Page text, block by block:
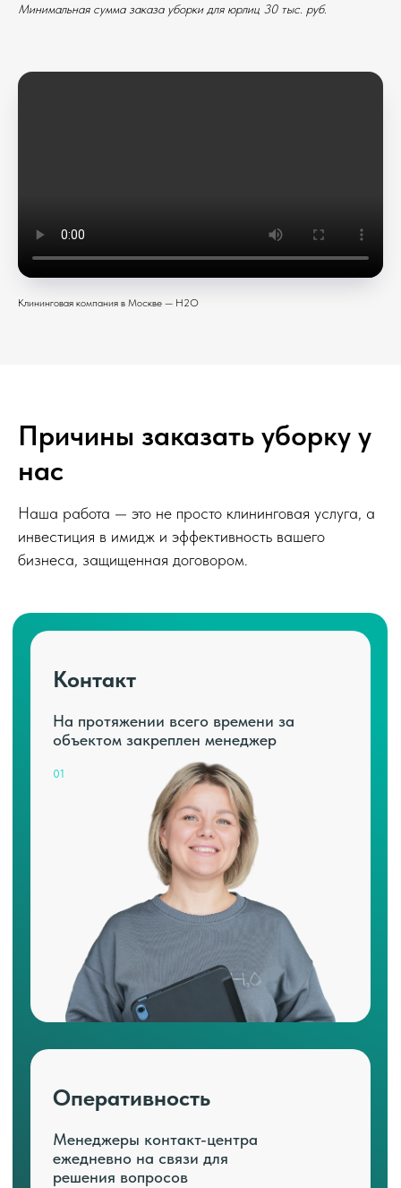
Минимальная сумма заказа уборки для юрлиц 30 тыс. руб.
Клининговая компания в Москве — H2O
Причины заказать уборку у
нас
Наша работа — это не просто клининговая услуга, а
инвестиция в имидж и эффективность вашего
бизнеса, защищенная договором.
01
Контакт
На протяжении всего времени за
объектом закреплен менеджер
Оперативность
Менеджеры контакт-центра
ежедневно на связи для
решения вопросов